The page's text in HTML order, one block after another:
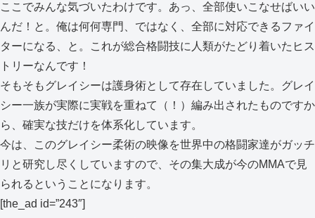
ここでみんな気づいたわけです。あっ、全部使いこなせばいい
んだ！と。俺は何何専門、ではなく、全部に対応できるファイ
ターになる、と。これが総合格闘技に人類がたどり着いたヒス
トリーなんです！
そもそもグレイシーは護身術として存在していました。グレイ
シー一族が実際に実戦を重ねて（！）編み出されたものですか
ら、確実な技だけを体系化しています。
今は、このグレイシー柔術の映像を世界中の格闘家達がガッチ
リと研究し尽くしていますので、その集大成が今のMMAで見
られるということになります。
[the_ad id=”243″]